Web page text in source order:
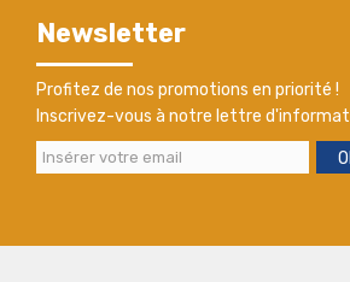
Newsletter
Profitez de nos promotions en priorité !
Inscrivez-vous à notre lettre